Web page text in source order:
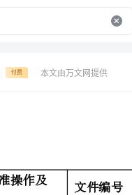
付费 本文由万文网提供